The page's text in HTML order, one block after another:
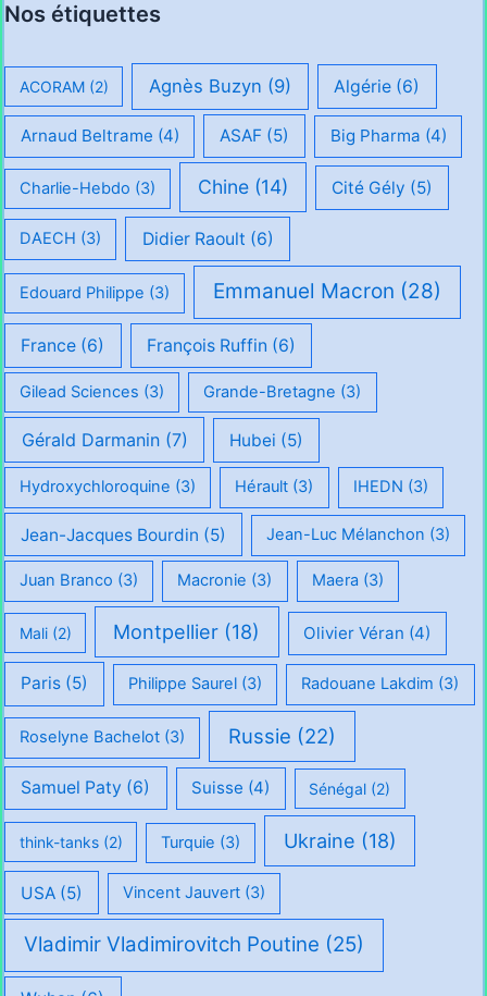
Nos étiquettes
ACORAM(2) Agnès Buzyn (9) Algérie (6)
Arnaud Beltrame (4) ASAF (5) Big Pharma (4)
Charlie-Hebdo (3) Chine (14) Cité Gély (5)
DAECH (3) Didier Raoult (6)
Edouard Philippe (3) Emmanuel Macron (28)
France (6) François Ruffin (6)
Gilead Sciences (3) Grande-Bretagne (3)
Gérald Darmanin(7) Hubei (5)
Hydroxychloroquine (3) Hérault (3) IHEDN (3)
Jean-Jacques Bourdin (5) Jean-Luc Mélanchon (3)
Juan Branco (3) Macronie (3) Maera (3)
Mali(2) Montpellier (18) Olivier Véran (4)
Paris(5) Philippe Saurel (3) Radouane Lakdim (3)
Roselyne Bachelot (3) Russie (22)
Samuel Paty (6) Suisse (4) Sénégal (2)
think-tanks(2) Turquie (3) Ukraine (18)
USA(5) Vincent Jauvert (3)
Vladimir Vladimirovitch Poutine (25)